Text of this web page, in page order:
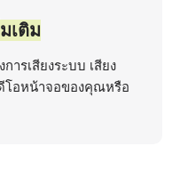
เติม
ารเสียงระบบ เสียง
โอหน้าจอของคุณหรือ